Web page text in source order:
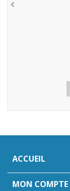
ACCUEIL
MON COMPTE